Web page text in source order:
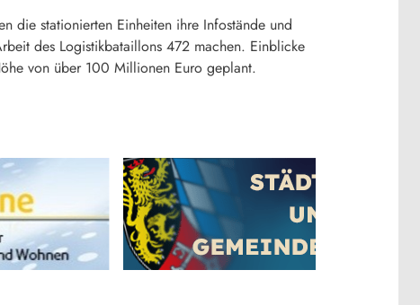
die stationierten Einheiten ihre Infostände und
des Logistikbataillons 472 machen. Einblicke
von über 100 Millionen Euro geplant.